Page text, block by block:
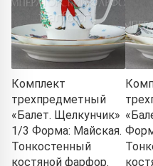
Комплект
трехпредметный
«Балет. Щелкунчик»
1/3 Форма: Майская.
Тонкостенный
костяной фарфор.